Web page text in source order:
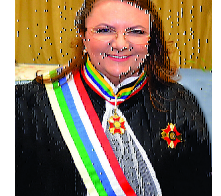
Ouvidoria
Faça sua Manifestação
Acompanhe sua manifestação
Ouvidoria Da Mulher
Serviço de Informação ao Cidadão - SIC
Relatórios Estatísticos
Consulte o seu Processo Trabalhista
Lei Geral de Proteção de Dados - LGPD
Integração das Ouvidorias
O que é Ouvidoria?
Carta de Serviços à Cidadania